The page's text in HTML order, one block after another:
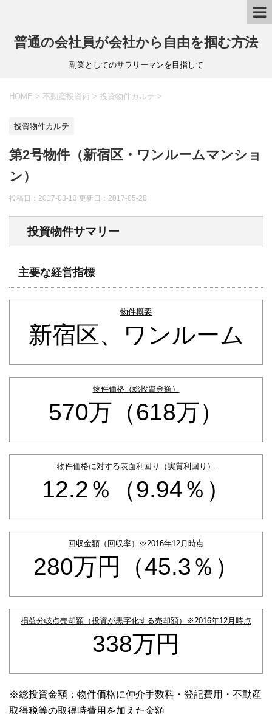
普通の会社員が会社から自由を掴む方法
副業としてのサラリーマンを目指して
HOME > 不動産投資術 > 投資物件カルテ >
投資物件カルテ
第2号物件（新宿区・ワンルームマンショ
ン）
投稿日：2017-03-13 更新日： 2017-05-28
投資物件サマリー
主要な経営指標
物件概要
新宿区、ワンルーム
物件価格（総投資金額）
570万（618万）
物件価格に対する表面利回り（実質利回り）
12.2％（9.94％）
回収金額（回収率）※2016年12月時点
280万円（45.3％）
損益分岐点売却額（投資が黒字化する売却額）※2016年12月時点
338万円
※総投資金額：物件価格に仲介手数料・登記費用・不動産
取得税等の取得時費用を加えた金額